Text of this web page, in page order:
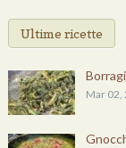
Ultime ricette
Mar 02,